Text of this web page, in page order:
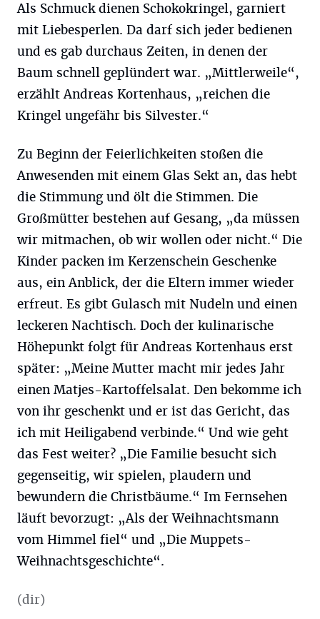
Als Schmuck dienen Schokokringel, garniert
mit Liebesperlen. Da darf sich jeder bedienen
und es gab durchaus Zeiten, in denen der
Baum schnell geplündert war. „Mittlerweile“,
erzählt Andreas Kortenhaus, „reichen die
Kringel ungefähr bis Silvester.“
Zu Beginn der Feierlichkeiten stoßen die
Anwesenden mit einem Glas Sekt an, das hebt
die Stimmung und ölt die Stimmen. Die
Großmütter bestehen auf Gesang, „da müssen
wir mitmachen, ob wir wollen oder nicht.“ Die
Kinder packen im Kerzenschein Geschenke
aus, ein Anblick, der die Eltern immer wieder
erfreut. Es gibt Gulasch mit Nudeln und einen
leckeren Nachtisch. Doch der kulinarische
Höhepunkt folgt für Andreas Kortenhaus erst
später: „Meine Mutter macht mir jedes Jahr
einen Matjes-Kartoffelsalat. Den bekomme ich
von ihr geschenkt und er ist das Gericht, das
ich mit Heiligabend verbinde.“ Und wie geht
das Fest weiter? „Die Familie besucht sich
gegenseitig, wir spielen, plaudern und
bewundern die Christbäume.“ Im Fernsehen
läuft bevorzugt: „Als der Weihnachtsmann
vom Himmel fiel“ und „Die Muppets-
Weihnachtsgeschichte“.
(dir)